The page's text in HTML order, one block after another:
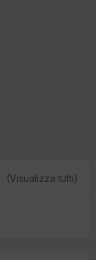
(Visualizza tutti)